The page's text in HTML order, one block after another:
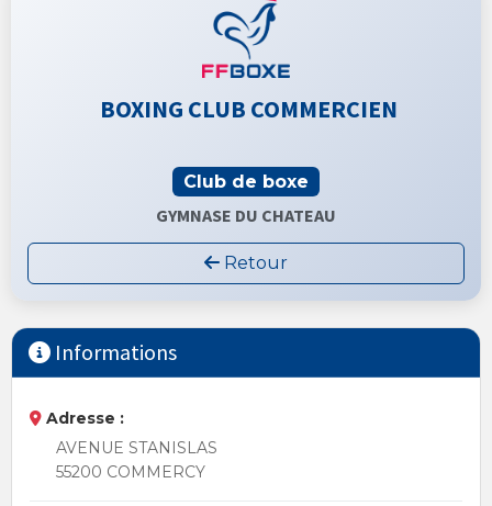
BOXING CLUB COMMERCIEN
Club de boxe
GYMNASE DU CHATEAU
Retour
Informations
Adresse :
AVENUE STANISLAS
55200 COMMERCY